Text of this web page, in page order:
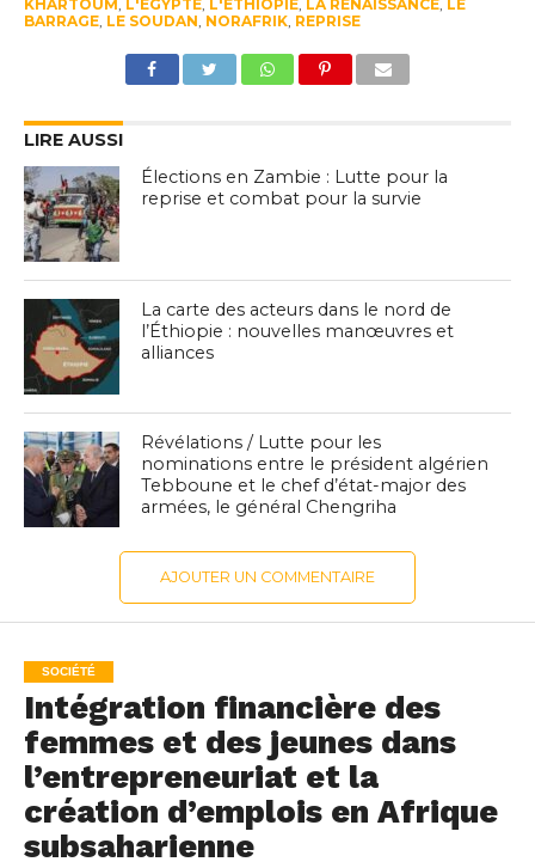
KHARTOUM, L'ÉGYPTE, L'ÉTHIOPIE, LA RENAISSANCE, LE
BARRAGE, LE SOUDAN, NORAFRIK, REPRISE
LIRE AUSSI
Élections en Zambie : Lutte pour la
reprise et combat pour la survie
La carte des acteurs dans le nord de
l’Éthiopie : nouvelles manœuvres et
alliances
Révélations / Lutte pour les
nominations entre le président algérien
Tebboune et le chef d’état-major des
armées, le général Chengriha
AJOUTER UN COMMENTAIRE
SOCIÉTÉ
Intégration financière des
femmes et des jeunes dans
l’entrepreneuriat et la
création d’emplois en Afrique
subsaharienne